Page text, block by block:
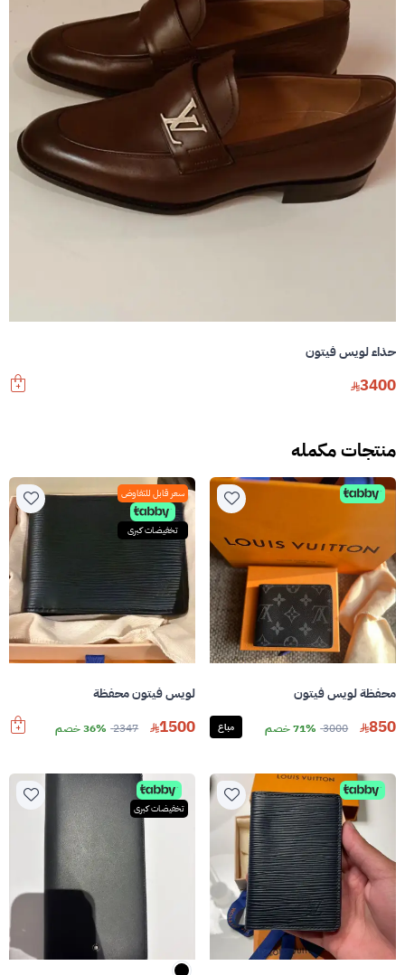
حذاء لويس فيتون
3400
منتجات مكمله
محفظة لويس فيتون
850
3000 71% خصم مباع
سعر قابل للتفاوض
تخفيضات كبرى
لويس فيتون محفظة
1500
2347 36% خصم
تخفيضات كبرى